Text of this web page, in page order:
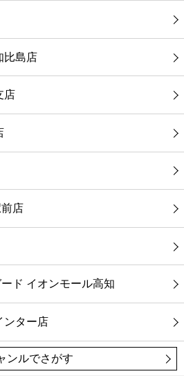
比島店
店
店
ド イオンモール高知
ンター店
ンルでさがす